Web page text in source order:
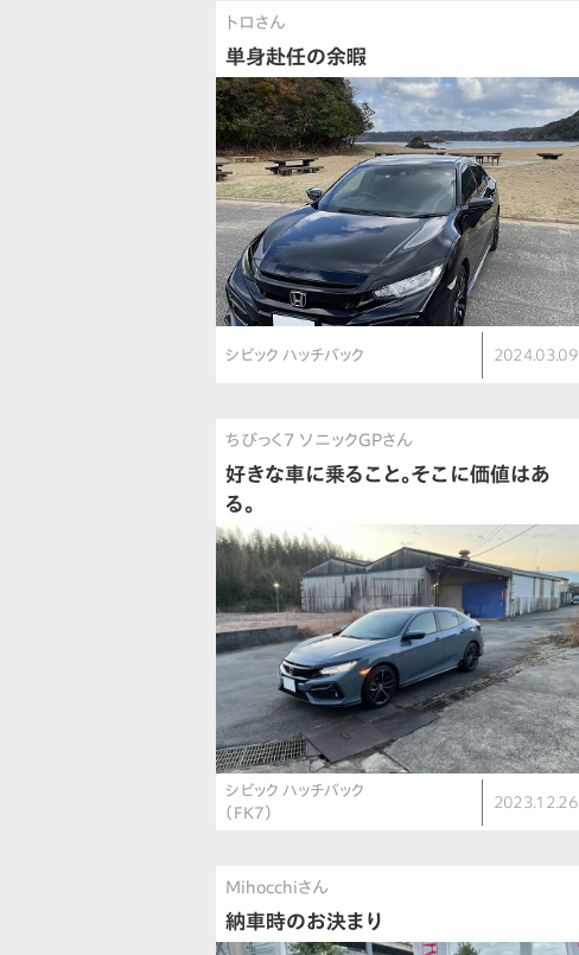
トロさん
単身赴任の余暇
シビック ハッチバック 2024.03.09
ちびっく7 ソニックGPさん
好きな車に乗ること。そこに価値はあ
る。
シビック ハッチバック
（FK7）
2023.12.26
Mihocchiさん
納車時のお決まり